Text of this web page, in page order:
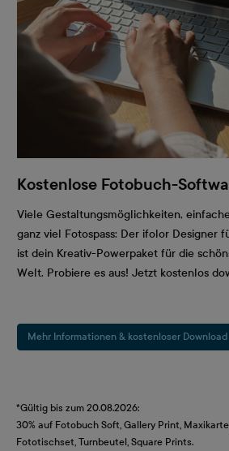
Kostenlose Fotobuch-
Viele Gestaltungsmöglichkeiten,
ganz viel Fotospass: Der ifolor Designer
ist dein Kreativ-Powerpaket für die
Welt. Probiere es aus! Jetzt kostenlos
Mehr Informationen & kostenloser Download
*Gültig bis zum 20.08.2026:
30% auf Fotobuch Soft, Gallery Print,
Fototischset, Turnbeutel, Square Prints.